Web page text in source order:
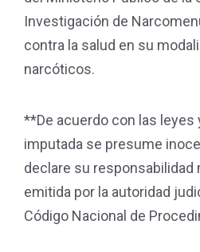
Investigación de
contra la salud en su
narcóticos.
**De acuerdo con las leyes
imputada se presume
declare su
emitida por la autoridad
Código Nacional de